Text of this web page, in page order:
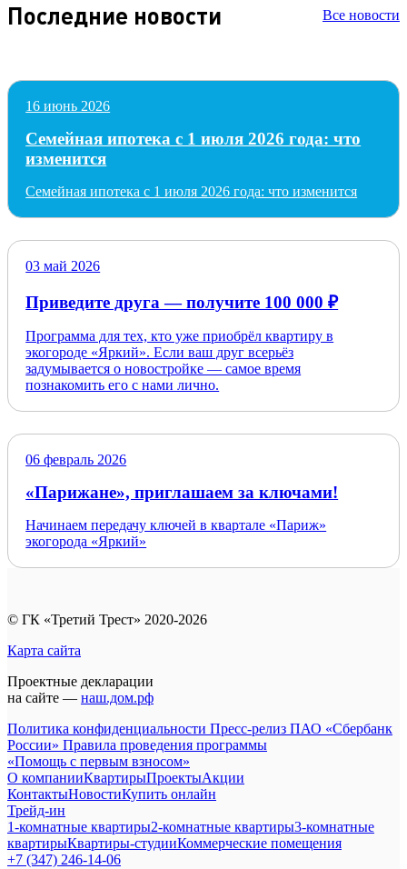
Последние новости Все новости
16 июнь 2026
Семейная ипотека с 1 июля 2026 года: что
изменится
Семейная ипотека с 1 июля 2026 года: что изменится
03 май 2026
Приведите друга — получите 100 000 ₽
Программа для тех, кто уже приобрёл квартиру в
экогороде «Яркий». Если ваш друг всерьёз
задумывается о новостройке — самое время
познакомить его с нами лично.
06 февраль 2026
«Парижане», приглашаем за ключами!
Начинаем передачу ключей в квартале «Париж»
экогорода «Яркий»
© ГК «Третий Трест» 2020-2026
Карта сайта
Проектные декларации
на сайте — наш.дом.рф
Политика конфиденциальности Пресс-релиз ПАО «Сбербанк
России» Правила проведения программы
«Помощь с первым взносом»
О компанииКвартирыПроектыАкции
КонтактыНовостиКупить онлайн
Трейд-ин
1-комнатные квартиры2-комнатные квартиры3-комнатные
квартирыКвартиры-студииКоммерческие помещения
+7 (347) 246-14-06